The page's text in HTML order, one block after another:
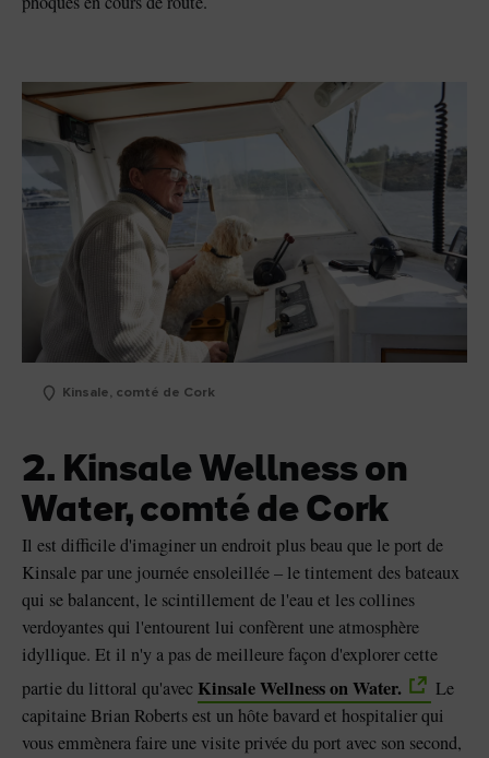
Kinsale, comté de Cork
2. Kinsale Wellness on
Water, comté de Cork
Il est difficile d'imaginer un endroit plus beau que le port de
Kinsale par une journée ensoleillée – le tintement des bateaux
qui se balancent, le scintillement de l'eau et les collines
verdoyantes qui l'entourent lui confèrent une atmosphère
idyllique. Et il n'y a pas de meilleure façon d'explorer cette
partie du littoral qu'avec Kinsale Wellness on Water.
Le
capitaine Brian Roberts est un hôte bavard et hospitalier qui
vous emmènera faire une visite privée du port avec son second,